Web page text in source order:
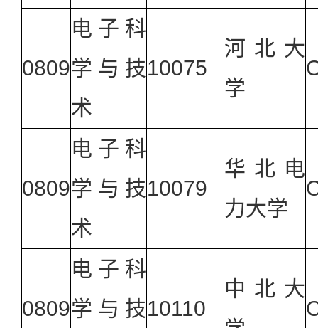
0809
电子科
学与技
术
10075
河北大
学
0809
电子科
学与技
术
10079
华北电
力大学
0809
电子科
学与技10110
中北大